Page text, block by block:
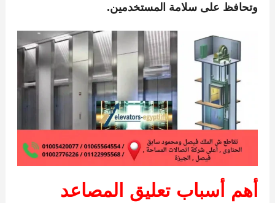
وتحافظ على سلامة المستخدمين.
أهم أسباب تعليق المصاعد